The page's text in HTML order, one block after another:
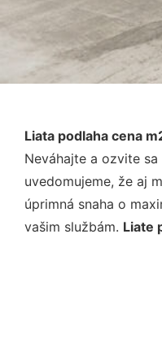
Liata podlaha cena
Neváhajte a ozvite
uvedomujeme, že aj
úprimná snaha o
vašim službám. Liate